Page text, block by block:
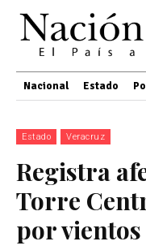
Nacional Estado
Estado Veracruz
Registra
Torre
por